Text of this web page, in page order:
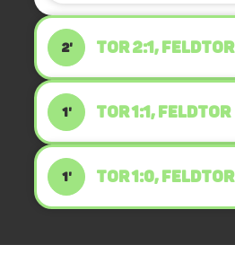
2' TOR 2:1, FELDTOR
1' TOR 1:1, FELDTOR
1' TOR 1:0, FELDTOR